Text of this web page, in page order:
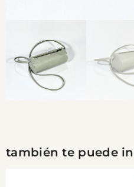
también te puede